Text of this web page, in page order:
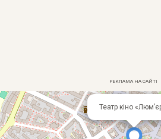
РЕКЛАМА НА САЙТІ
Театр кіно
+
−